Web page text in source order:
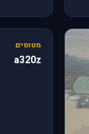
🔥 818
מטוסים
a320z